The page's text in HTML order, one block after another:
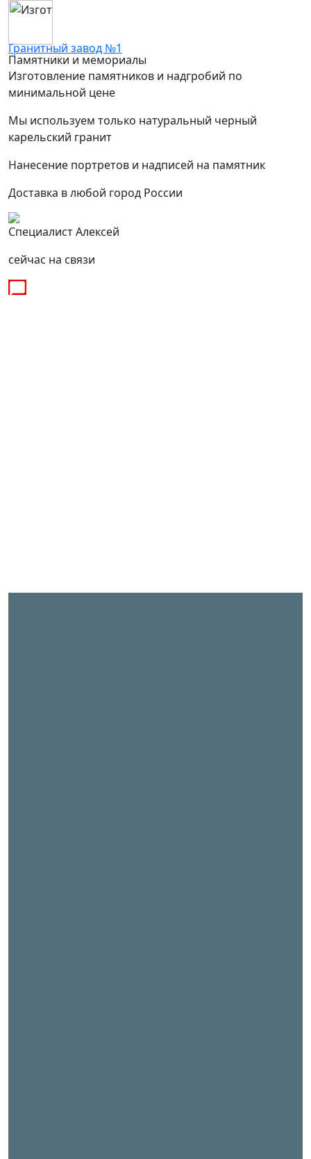
Гранитный завод №1
Памятники и мемориалы
Изготовление памятников и надгробий по
минимальной цене
Мы используем только натуральный черный
карельский гранит
Нанесение портретов и надписей на памятник
Доставка в любой город России
Специалист Алексей
сейчас на связи